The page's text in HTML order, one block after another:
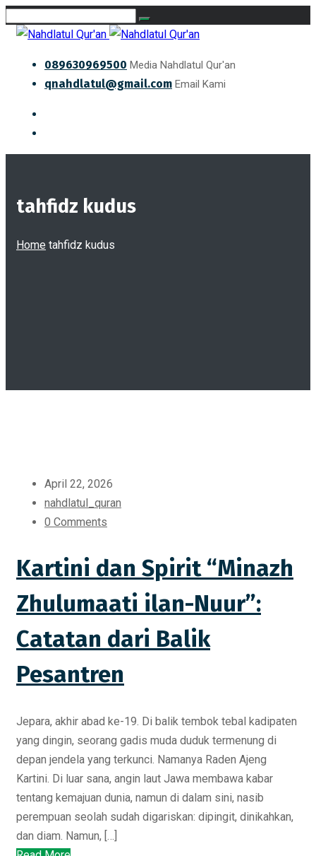
089630969500 Media Nahdlatul Qur'an
qnahdlatul@gmail.com Email Kami
tahfidz kudus
Home tahfidz kudus
April 22, 2026
nahdlatul_quran
0 Comments
Kartini dan Spirit “Minazh
Zhulumaati ilan-Nuur”:
Catatan dari Balik
Pesantren
Jepara, akhir abad ke-19. Di balik tembok tebal kadipaten
yang dingin, seorang gadis muda duduk termenung di
depan jendela yang terkunci. Namanya Raden Ajeng
Kartini. Di luar sana, angin laut Jawa membawa kabar
tentang kemajuan dunia, namun di dalam sini, nasib
perempuan seolah sudah digariskan: dipingit, dinikahkan,
dan diam. Namun, […]